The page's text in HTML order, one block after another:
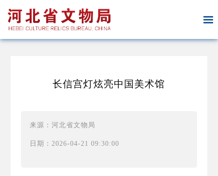
长信宫灯炫亮中国美术馆
来源：河北省文物局
日期：2026-04-21 09:30:00